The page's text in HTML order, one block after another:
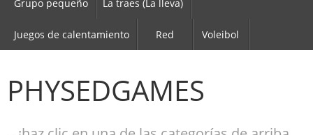
Grupo pequeño La traes (La lleva)
Juegos de calentamiento Red Voleibol
PHYSEDGAMES